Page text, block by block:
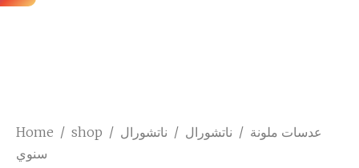
Home / shop / عدسات ملونة / ناتشورال / ناتشورال
سنوي